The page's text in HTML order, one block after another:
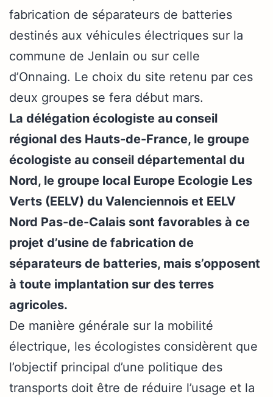
fabrication de séparateurs de batteries
destinés aux véhicules électriques sur la
commune de Jenlain ou sur celle
d’Onnaing. Le choix du site retenu par ces
deux groupes se fera début mars.
La délégation écologiste au conseil
régional des Hauts-de-France, le groupe
écologiste au conseil départemental du
Nord, le groupe local Europe Ecologie Les
Verts (EELV) du Valenciennois et EELV
Nord Pas-de-Calais sont favorables à ce
projet d’usine de fabrication de
séparateurs de batteries, mais s’opposent
à toute implantation sur des terres
agricoles.
De manière générale sur la mobilité
électrique, les écologistes considèrent que
l’objectif principal d’une politique des
transports doit être de réduire l’usage et la